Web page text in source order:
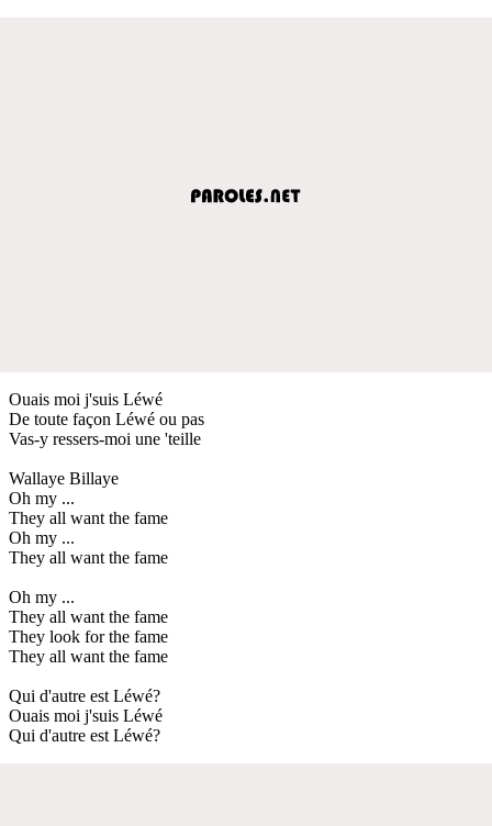
Ouais moi j'suis Léwé
De toute façon Léwé ou pas
Vas-y ressers-moi une 'teille
Wallaye Billaye
Oh my ...
They all want the fame
Oh my ...
They all want the fame
Oh my ...
They all want the fame
They look for the fame
They all want the fame
Qui d'autre est Léwé?
Ouais moi j'suis Léwé
Qui d'autre est Léwé?